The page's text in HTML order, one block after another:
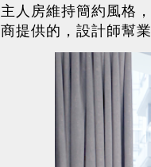
主人房維持簡約風格
商提供的，設計師幫